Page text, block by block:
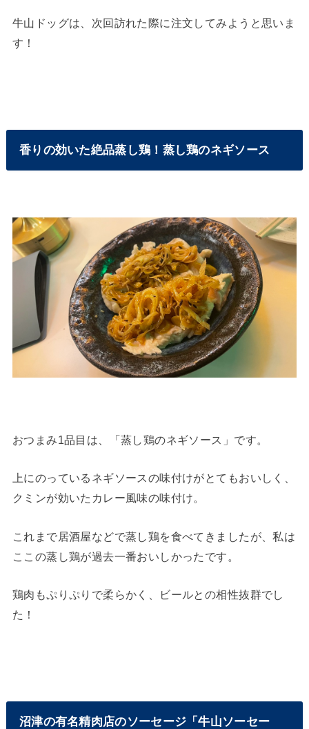
牛山ドッグは、次回訪れた際に注文してみようと思いま
す！
香りの効いた絶品蒸し鶏！蒸し鶏のネギソース
おつまみ1品目は、「蒸し鶏のネギソース」です。
上にのっているネギソースの味付けがとてもおいしく、
クミンが効いたカレー風味の味付け。
これまで居酒屋などで蒸し鶏を食べてきましたが、私は
ここの蒸し鶏が過去一番おいしかったです。
鶏肉もぷりぷりで柔らかく、ビールとの相性抜群でし
た！
沼津の有名精肉店のソーセージ「牛山ソーセー